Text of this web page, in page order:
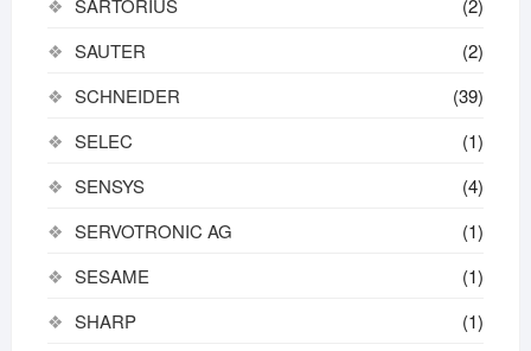
SARTORIUS
(2)
SAUTER
(2)
SCHNEIDER
(39)
SELEC
(1)
SENSYS
(4)
SERVOTRONIC AG
(1)
SESAME
(1)
SHARP
(1)